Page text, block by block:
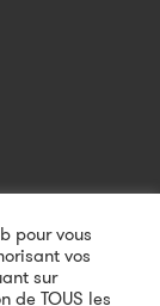
pour vous
vos
sur
de TOUS les